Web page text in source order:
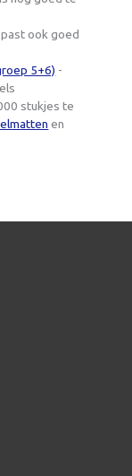
ook goed
5+6) -
stukjes te
en